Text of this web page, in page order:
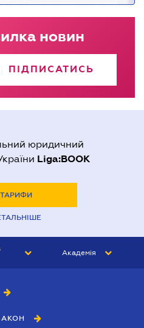
новин
ПІДПИСАТИСЬ
юридичний
Liga:BOOK
ТАРИФИ
Академія